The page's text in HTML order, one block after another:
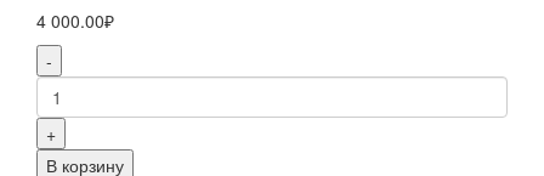
4 000.00₽
-
+
В корзину